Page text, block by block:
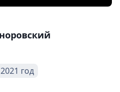
2021 год